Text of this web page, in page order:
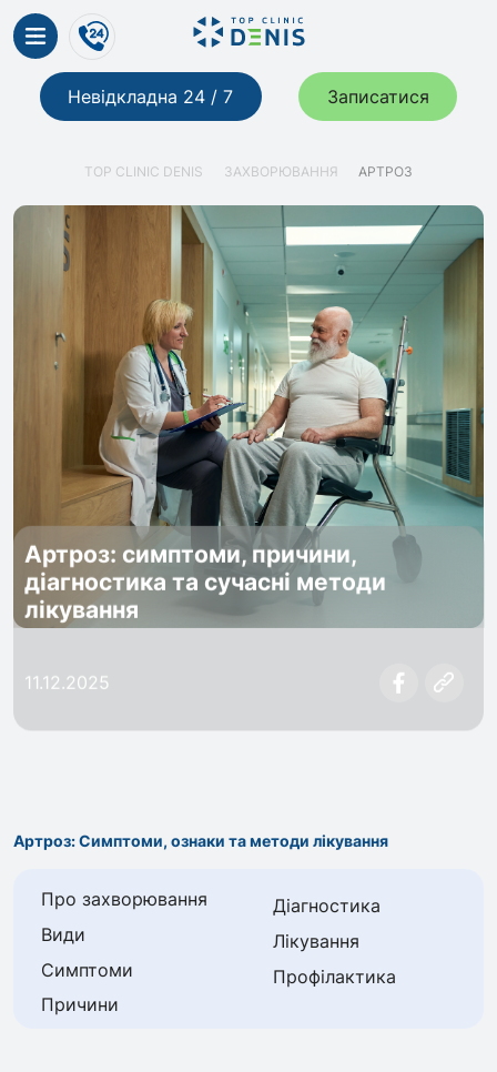
Невідкладна 24 / 7 Записатися
TOP CLINIC DENIS ЗАХВОРЮВАННЯ АРТРОЗ
Артроз: симптоми, причини,
діагностика та сучасні методи
лікування
11.12.2025
Артроз: Симптоми, ознаки та методи лікування
Про захворювання
Види
Симптоми
Причини
Діагностика
Лікування
Профілактика